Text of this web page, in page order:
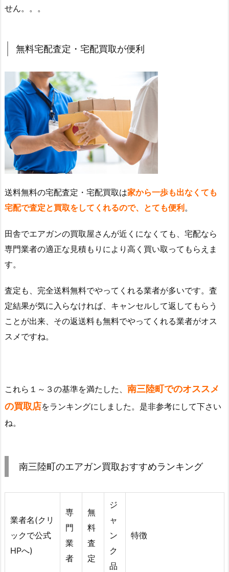
せん。。。
無料宅配査定・宅配買取が便利
送料無料の宅配査定・宅配買取は家から一歩も出なくても
宅配で査定と買取をしてくれるので、とても便利。
田舎でエアガンの買取屋さんが近くになくても、宅配なら
専門業者の適正な見積もりにより高く買い取ってもらえま
す。
査定も、完全送料無料でやってくれる業者が多いです。査
定結果が気に入らなければ、キャンセルして返してもらう
ことが出来、その返送料も無料でやってくれる業者がオス
スメですね。
これら１～３の基準を満たした、 南三陸町でのオススメ
の買取店をランキングにしました。是非参考にして下さい
ね。
南三陸町のエアガン買取おすすめランキング
業者名(クリ
ックで公式
HPへ)
専
門
業
者
無
料
査
定
ジ
ャ
ン
ク
品
特徴